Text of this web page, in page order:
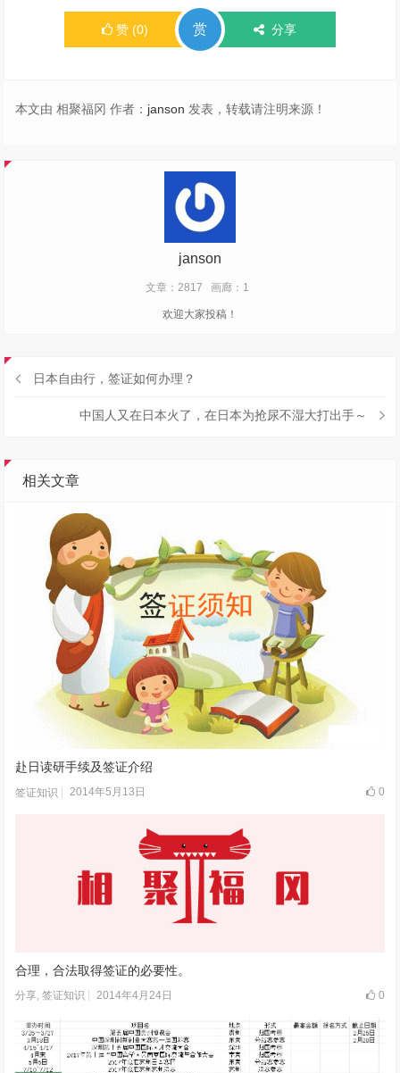
赞 (0) 赏 分享
本文由 相聚福冈 作者： janson 发表，转载请注明来源！
janson
文章：2817 画廊：1
欢迎大家投稿！
日本自由行，签证如何办理？
中国人又在日本火了，在日本为抢尿不湿大打出手～
相关文章
赴日读研手续及签证介绍
签证知识 2014年5月13日 0
合理，合法取得签证的必要性。
分享,签证知识 2014年4月24日 0